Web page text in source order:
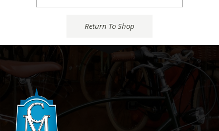
Return To Shop